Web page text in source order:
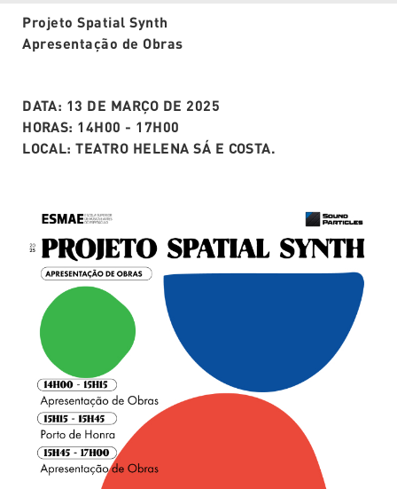
Projeto Spatial Synth
Apresentação de Obras
DATA: 13 DE MARÇO DE 2025
HORAS: 14H00 - 17H00
LOCAL: TEATRO HELENA SÁ E COSTA.